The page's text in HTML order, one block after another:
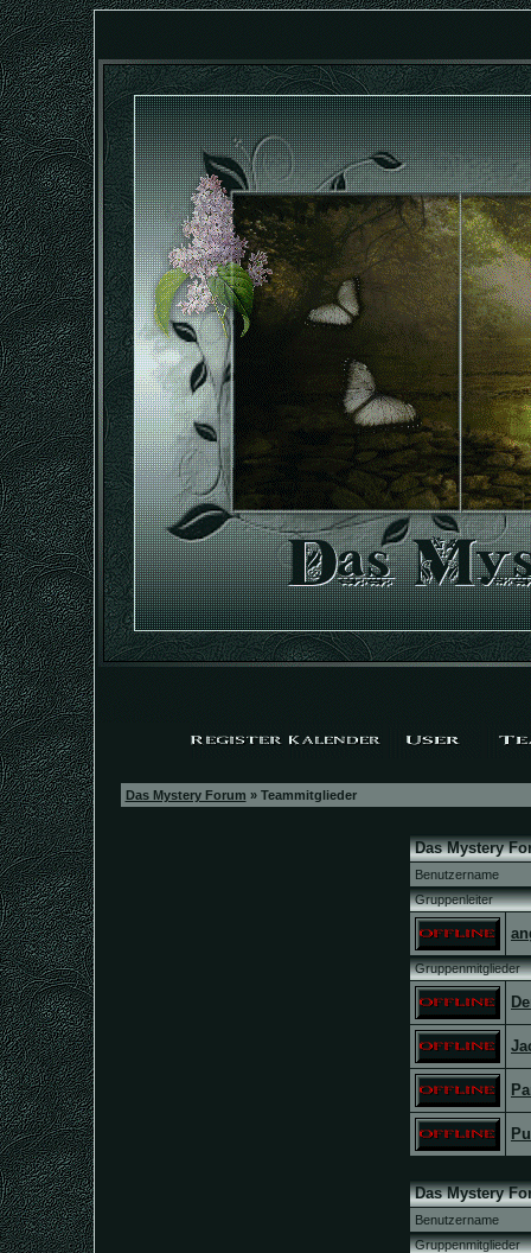
Das Mystery Forum » Teammitglieder
Das Mystery
Benutzername
Gruppenleiter
Gruppenmitglieder
Das Mystery
Benutzername
Gruppenmitglieder